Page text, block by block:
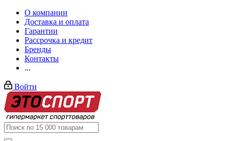
О компании
Доставка и оплата
Гарантии
Рассрочка и кредит
Бренды
Контакты
...
Войти